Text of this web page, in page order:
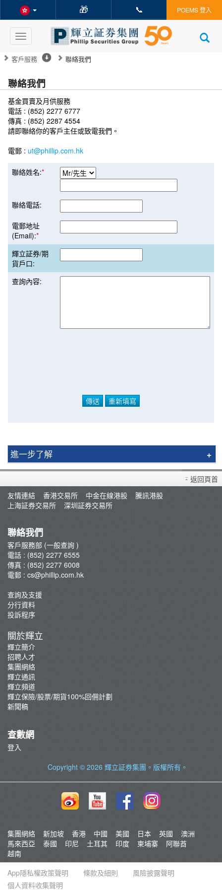
🎁 📞 POEMS 登入
Toggle
navigation
客戶服務 聯絡我們
聯絡我們
基金買賣及月供服務
電話 : (852) 2277 6777
傳真 : (852) 2287 4554
請即聯絡你的客戶主任或致電我們。
電郵 : ut@phillip.com.hk
聯絡姓名:*
聯絡電話:
電郵地址
(Email):*
輝立証券/期
貨戶口:
查詢內容:
進一步了解
買賣衍生產品須知
開設戶口
查詢及支援
轉入股票
孖展及利率
佣金及收費資料
表格下載
最新推廣及優惠
重要通知
輝立証券開戶優惠總覽
返回頁首
友情連結
香港交易所 中金在線港股
騰訊港股
上海証券交易所
深圳証券交易所
聯絡我們
客戶服務部 (一般查詢 )
電話 : (852) 2277 6555
傳真 : (852) 2277 6008
電郵 : cs@phillip.com.hk
查詢及支援
分行資料
投訴程序
關於輝立
輝立簡介
招聘人才
集團網絡
輝立通訊
輝立頻道
輝立保險/股票/期貨100%回佣計劃
新聞稿
查數網
登入
Copyright © 2026 輝立証券集團 。版權所有。
集團網絡 新加坡 香港 中國 美國 日本 英國
澳洲
馬來西亞
泰國 印尼 土耳其 印度 柬埔寨
阿聯酋
越南
App隱私權政策聲明
條款及細則
風險披露聲明
個人資料收集聲明